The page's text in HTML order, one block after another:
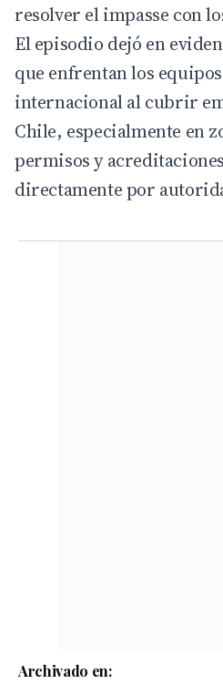
resolver el impasse con
El episodio dejó en
que enfrentan los
internacional al cubrir
Chile, especialmente en
permisos y
directamente por
Archivado en: